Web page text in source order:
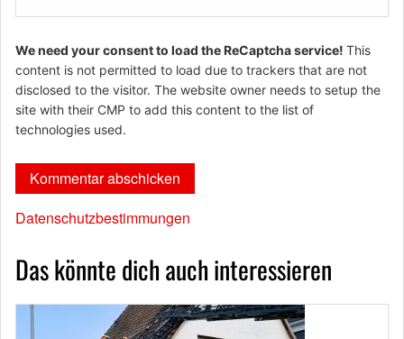
We need your consent to load the ReCaptcha service! This
content is not permitted to load due to trackers that are not
disclosed to the visitor. The website owner needs to setup the
site with their CMP to add this content to the list of
technologies used.
Datenschutzbestimmungen
Das könnte dich auch interessieren